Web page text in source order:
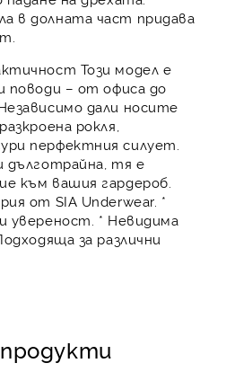
в долната част придава
Този модел е
поводи – от офиса до
дали носите
рокля,
перфектния силует.
дълготрайна, тя е
към вашия гардероб.
от SIA Underwear. *
увереност. * Невидима
за различни